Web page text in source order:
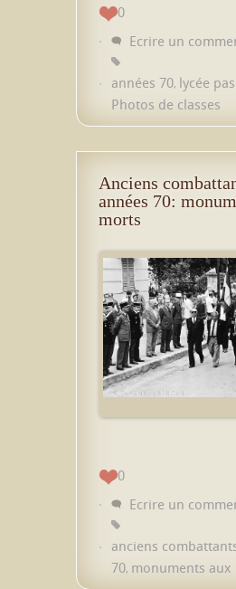
0
Ecrire un
années 70, lycée
Photos de classes
Anciens
années 70:
morts
0
Ecrire un
anciens
70, monuments aux